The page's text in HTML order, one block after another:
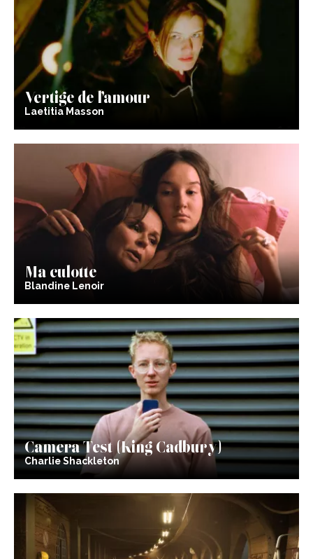
Vertige de l’amour
Laetitia Masson
Ma culotte
Blandine Lenoir
Camera Test (King Cadbury)
Charlie Shackleton